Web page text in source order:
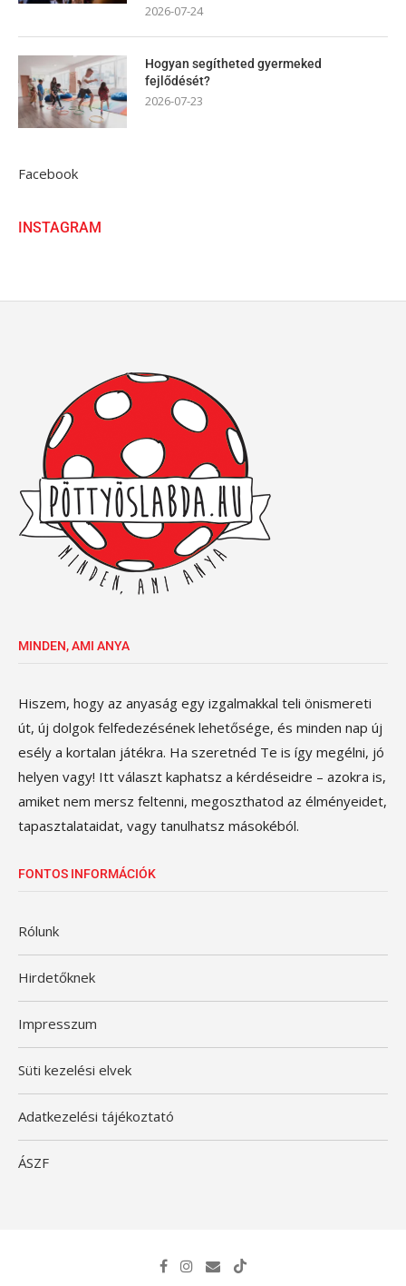
2026-07-24
Hogyan segítheted gyermeked
fejlődését?
2026-07-23
Facebook
INSTAGRAM
MINDEN, AMI ANYA
Hiszem, hogy az anyaság egy izgalmakkal teli önismereti
út, új dolgok felfedezésének lehetősége, és minden nap új
esély a kortalan játékra. Ha szeretnéd Te is így megélni, jó
helyen vagy! Itt választ kaphatsz a kérdéseidre – azokra is,
amiket nem mersz feltenni, megoszthatod az élményeidet,
tapasztalataidat, vagy tanulhatsz másokéból.
FONTOS INFORMÁCIÓK
Rólunk
Hirdetőknek
Impresszum
Süti kezelési elvek
Adatkezelési tájékoztató
ÁSZF